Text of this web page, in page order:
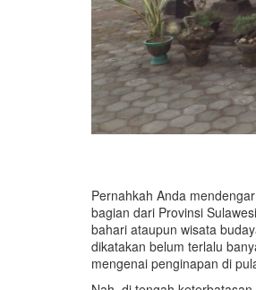
Pernahkah Anda
bagian dari Provinsi
bahari ataupun wisata
dikatakan belum terlalu
mengenai penginapan di